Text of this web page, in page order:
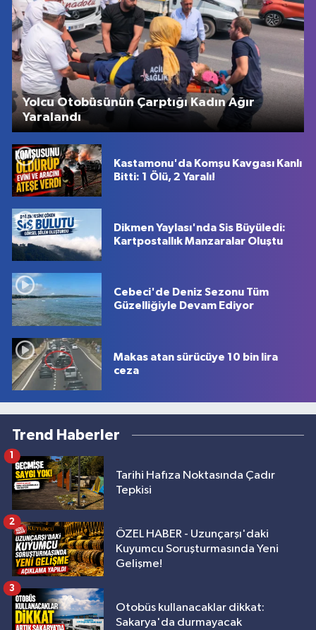
Yolcu Otobüsünün Çarptığı Kadın Ağır
Yaralandı
Kastamonu'da Komşu Kavgası Kanlı
Bitti: 1 Ölü, 2 Yaralı!
Dikmen Yaylası'nda Sis Büyüledi:
Kartpostallık Manzaralar Oluştu
Cebeci'de Deniz Sezonu Tüm
Güzelliğiyle Devam Ediyor
Makas atan sürücüye 10 bin lira
ceza
Trend Haberler
Tarihi Hafıza Noktasında Çadır
Tepkisi
1
ÖZEL HABER - Uzunçarşı'daki
Kuyumcu Soruşturmasında Yeni
Gelişme!
2
Otobüs kullanacaklar dikkat:
Sakarya'da durmayacak
3